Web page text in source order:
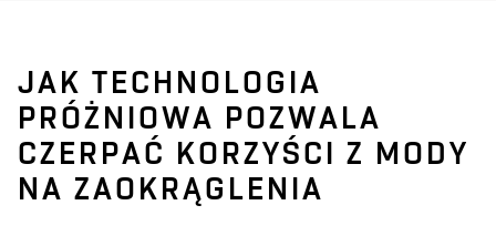
JAK TECHNOLOGIA
PRÓŻNIOWA POZWALA
CZERPAĆ KORZYŚCI Z MODY
NA ZAOKRĄGLENIA